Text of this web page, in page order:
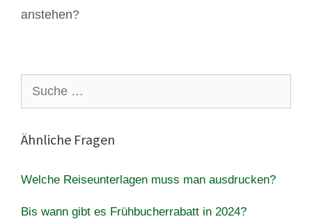
anstehen?
nach:
Ähnliche Fragen
Welche Reiseunterlagen muss man ausdrucken?
Bis wann gibt es Frühbucherrabatt in 2024?